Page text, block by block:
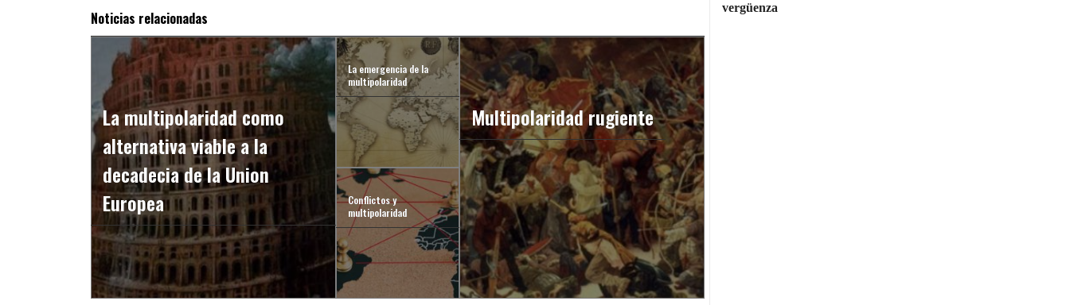
Noticias relacionadas
La multipolaridad como
alternativa viable a la
decadecia de la Union
Europea
La emergencia de la
multipolaridad
Conflictos y
multipolaridad
Multipolaridad rugiente
vergüenza